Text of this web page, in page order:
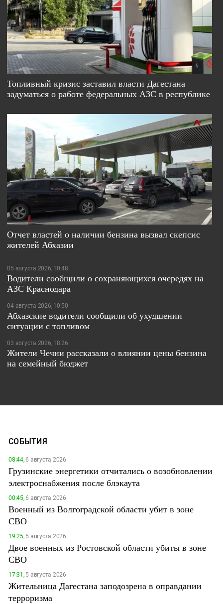
Топливный кризис заставил власти Дагестана
задуматься о работе федеральных АЗС в республике
Отчет властей о наличии бензина вызвал скепсис
жителей Абхазии
05 августа 2026, 10:48
Водители сообщили о сохраняющихся очередях на
АЗС Краснодара
04 августа 2026, 10:50
Абхазские водители сообщили об ухудшении
ситуации с топливом
03 августа 2026, 18:26
Жители Чечни рассказали о влиянии цены бензина
на семейный бюджет
СОБЫТИЯ
08:44,6 августа 2026
Грузинские энергетики отчитались о возобновлении
электроснабжения после блэкаута
00:45,6 августа 2026
Военный из Волгоградской области убит в зоне
СВО
19:25,5 августа 2026
Двое военных из Ростовской области убиты в зоне
СВО
17:31,5 августа 2026
Жительница Дагестана заподозрена в оправдании
терроризма